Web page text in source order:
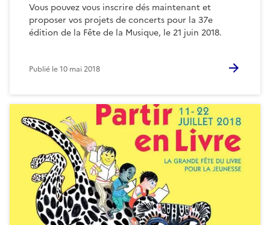
Vous pouvez vous inscrire dés maintenant et
proposer vos projets de concerts pour la 37e
édition de la Fête de la Musique, le 21 juin 2018.
Publié le10 mai 2018